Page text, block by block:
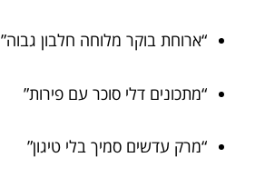
“ארוחת בוקר מלוחה חלבון גבוה”
“מתכונים דלי סוכר עם פירות”
“מרק עדשים סמיך בלי טיגון”